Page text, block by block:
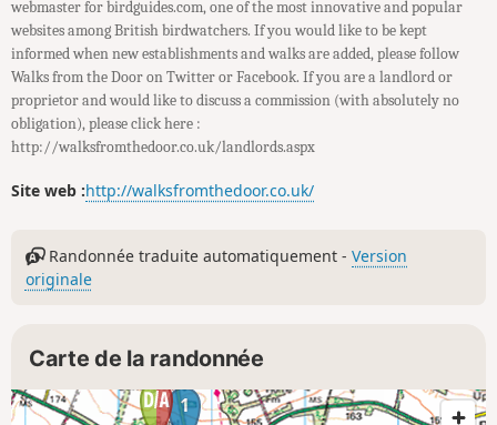
webmaster for birdguides.com, one of the most innovative and popular
websites among British birdwatchers. If you would like to be kept
informed when new establishments and walks are added, please follow
Walks from the Door on Twitter or Facebook. If you are a landlord or
proprietor and would like to discuss a commission (with absolutely no
obligation), please click here :
http://walksfromthedoor.co.uk/landlords.aspx
Site web :http://walksfromthedoor.co.uk/
Randonnée traduite automatiquement -Version
originale
Carte de la randonnée
1